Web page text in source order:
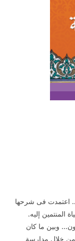
طبيعة دين ٬ وواقع أمة... اعتمدت فى شرحها
من حياة المنتمين إليه.
وبين ما كان
خلال مدارسة